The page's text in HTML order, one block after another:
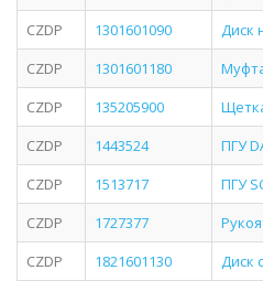
CZDP
1301601090
Диск
CZDP
1301601180
CZDP
135205900
CZDP
1443524
ПГУ
CZDP
1513717
ПГУ
CZDP
1727377
CZDP
1821601130
Диск